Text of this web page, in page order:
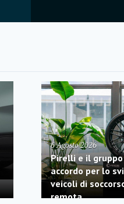
6 Agosto 2026
Pirelli e il
accordo per lo
veicoli di
remota